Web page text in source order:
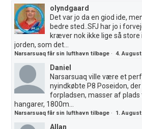
olyndgaard
Det var jo da en giod ide,
bedre sted..SFJ har jo i
kræver nok ikke lige så
jorden, som det...
Narsarsuaq får sin lufthavn tilbage ·4. August
Daniel
Narsarsuaq ville være et
nyindkøbte P8 Poseidon,
forpladsen, masser af plads
hangarer, 1800m...
Narsarsuaq får sin lufthavn tilbage · 1. August
Allan